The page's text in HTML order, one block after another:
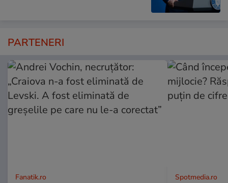
PARTENERI
Fanatik.ro Spotmedia.ro